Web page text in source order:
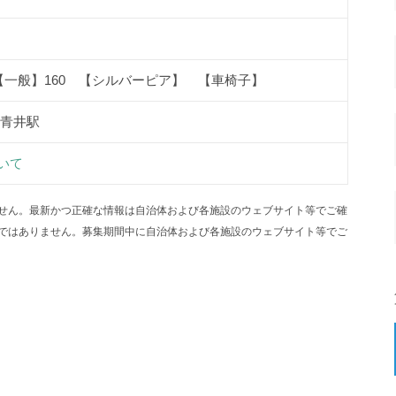
般】160 【シルバーピア】 【車椅子】
井駅
て
。最新かつ正確な情報は自治体および各施設のウェブサイト等でご確
ありません。募集期間中に自治体および各施設のウェブサイト等でご